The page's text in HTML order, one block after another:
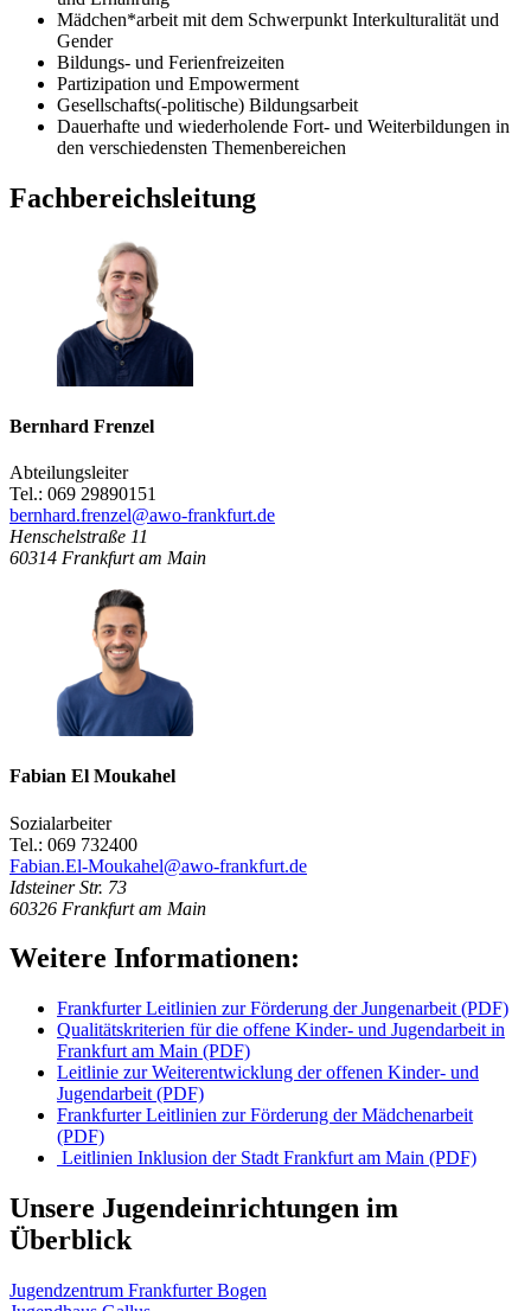
Mädchen*arbeit mit dem Schwerpunkt Interkulturalität und
Gender
Bildungs- und Ferienfreizeiten
Partizipation und Empowerment
Gesellschafts(-politische) Bildungsarbeit
Dauerhafte und wiederholende Fort- und Weiterbildungen in
den verschiedensten Themenbereichen
Fachbereichsleitung
Bernhard Frenzel
Abteilungsleiter
Tel.: 069 29890151
bernhard.frenzel@awo-frankfurt.de
Henschelstraße 11
60314 Frankfurt am Main
Fabian El Moukahel
Sozialarbeiter
Tel.: 069 732400
Fabian.El-Moukahel@awo-frankfurt.de
Idsteiner Str. 73
60326 Frankfurt am Main
Weitere Informationen:
Frankfurter Leitlinien zur Förderung der Jungenarbeit (PDF)
Qualitätskriterien für die offene Kinder- und Jugendarbeit in
Frankfurt am Main (PDF)
Leitlinie zur Weiterentwicklung der offenen Kinder- und
Jugendarbeit (PDF)
Frankfurter Leitlinien zur Förderung der Mädchenarbeit
(PDF)
Leitlinien Inklusion der Stadt Frankfurt am Main (PDF)
Unsere Jugendeinrichtungen im
Überblick
Jugendzentrum Frankfurter Bogen